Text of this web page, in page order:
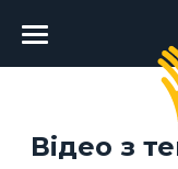
Головне
меню
Відео з